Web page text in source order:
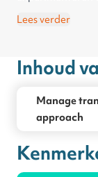
bereiken. We
In de training
manager
een experiment
communicatie
Lees verder
Inhoud
Manage
approach